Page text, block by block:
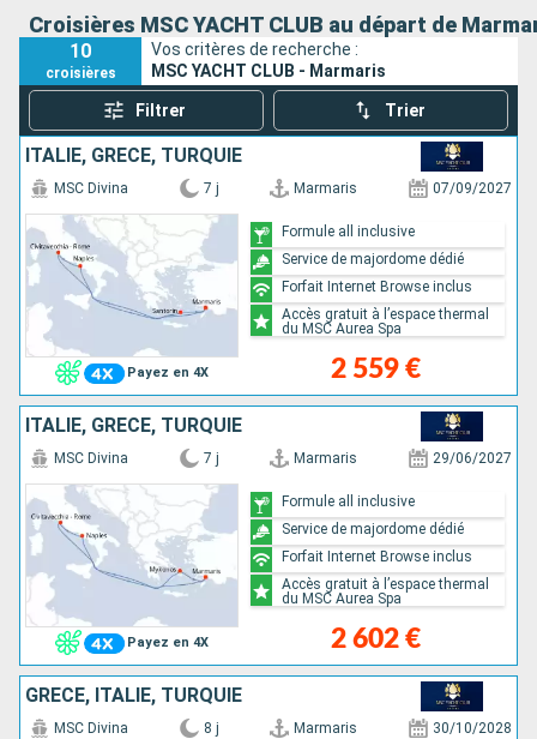
Croisières MSC YACHT CLUB au départ de
10
croisières
Vos critères de recherche :
MSC YACHT CLUB - Marmaris
Filtrer Trier
ITALIE, GRÈCE, TURQUIE
Payez en 4X
MSC Divina 7 j Marmaris 07/09/2027
2 559 €
Formule all inclusive
Service de majordome dédié
Forfait Internet Browse inclus
Accès gratuit à l’espace thermal
du MSC Aurea Spa
ITALIE, GRÈCE, TURQUIE
Payez en 4X
MSC Divina 7 j Marmaris 29/06/2027
2 602 €
Formule all inclusive
Service de majordome dédié
Forfait Internet Browse inclus
Accès gratuit à l’espace thermal
du MSC Aurea Spa
GRÈCE, ITALIE, TURQUIE
MSC Divina 8 j Marmaris 30/10/2028